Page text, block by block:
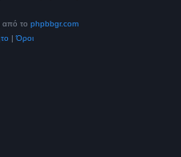
από το phpbbgr.com
|Όροι